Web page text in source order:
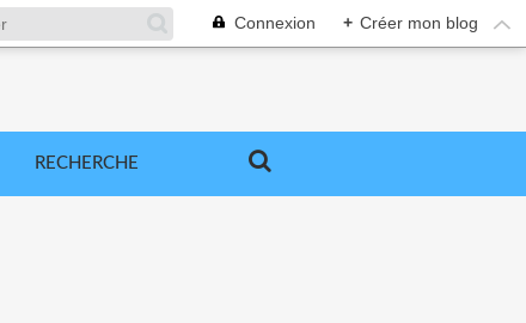
Connexion + Créer mon blog
RECHERCHE